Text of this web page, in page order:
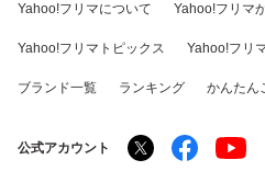
Yahoo!フリマについて Yahoo!フリマ
Yahoo!フリマトピックス Yahoo!フリ
ブランド一覧 ランキング かんたん
公式アカウント